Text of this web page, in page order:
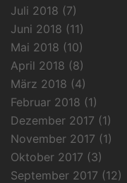
Juli 2018 (7)
Juni 2018 (11)
Mai 2018 (10)
April 2018 (8)
März 2018 (4)
Februar 2018 (1)
Dezember 2017 (1)
November 2017 (1)
Oktober 2017 (3)
September 2017 (12)